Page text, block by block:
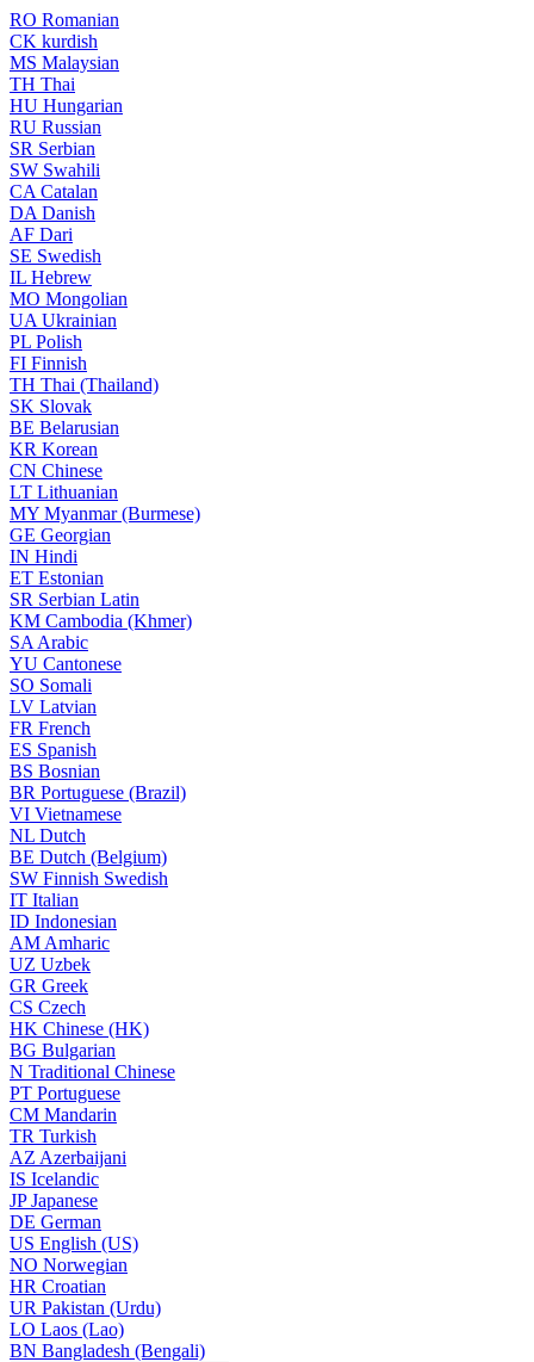
RO Romanian
CK kurdish
MS Malaysian
TH Thai
HU Hungarian
RU Russian
SR Serbian
SW Swahili
CA Catalan
DA Danish
AF Dari
SE Swedish
IL Hebrew
MO Mongolian
UA Ukrainian
PL Polish
FI Finnish
TH Thai (Thailand)
SK Slovak
BE Belarusian
KR Korean
CN Chinese
LT Lithuanian
MY Myanmar (Burmese)
GE Georgian
IN Hindi
ET Estonian
SR Serbian Latin
KM Cambodia (Khmer)
SA Arabic
YU Cantonese
SO Somali
LV Latvian
FR French
ES Spanish
BS Bosnian
BR Portuguese (Brazil)
VI Vietnamese
NL Dutch
BE Dutch (Belgium)
SW Finnish Swedish
IT Italian
ID Indonesian
AM Amharic
UZ Uzbek
GR Greek
CS Czech
HK Chinese (HK)
BG Bulgarian
N Traditional Chinese
PT Portuguese
CM Mandarin
TR Turkish
AZ Azerbaijani
IS Icelandic
JPJapanese
DE German
US English (US)
NO Norwegian
HR Croatian
UR Pakistan (Urdu)
LO Laos (Lao)
BN Bangladesh (Bengali)